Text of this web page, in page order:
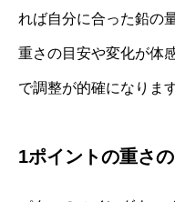
れば自分に合った鉛の
重さの目安や変化が体
で調整が的確になります
1ポイントの重さ